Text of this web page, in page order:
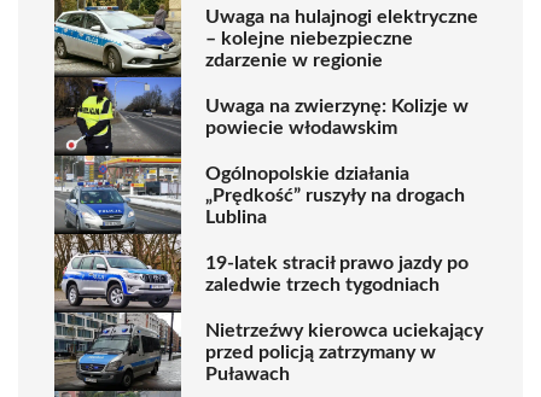
Uwaga na hulajnogi elektryczne
– kolejne niebezpieczne
zdarzenie w regionie
Uwaga na zwierzynę: Kolizje w
powiecie włodawskim
Ogólnopolskie działania
„Prędkość” ruszyły na drogach
Lublina
19-latek stracił prawo jazdy po
zaledwie trzech tygodniach
Nietrzeźwy kierowca uciekający
przed policją zatrzymany w
Puławach